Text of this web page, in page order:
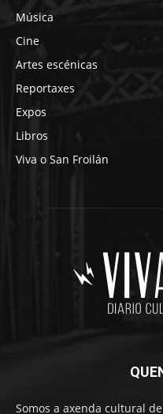
Música
Cine
Artes escénicas
Reportaxes
Expos
Libros
Viva o San Froilán
Somos a axenda cultural